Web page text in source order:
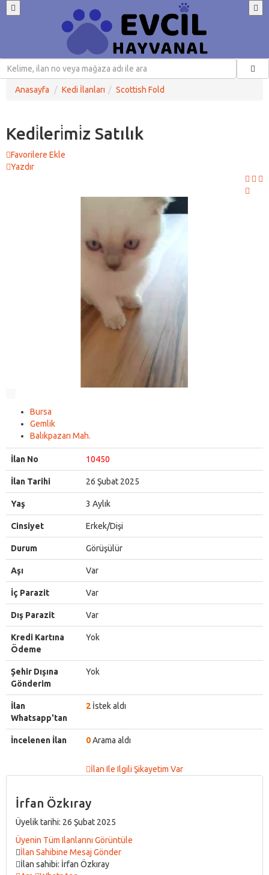
Anasayfa Kedi İlanları Scottish Fold
Kedi̇leri̇mi̇z Satılık
Favorilere Ekle
Yazdır
Bursa
Gemlik
Balıkpazarı Mah.
İlan No 10450
İlan Tarihi 26 Şubat 2025
Yaş 3 Aylık
Cinsiyet Erkek/Dişi
Durum Görüşülür
Aşı Var
İç Parazit Var
Dış Parazit Var
Kredi Kartına
Ödeme
Yok
Şehir Dışına
Gönderim
Yok
İlan
Whatsapp'tan
2 İstek aldı
İncelenen İlan 0Arama aldı
İlan Ile Ilgili Şikayetim Var
İrfan Özkıray
Üyelik tarihi: 26 Şubat 2025
Üyenin Tüm Ilanlarını Görüntüle
İlan Sahibine Mesaj Gönder
İlan sahibi: İrfan Özkıray